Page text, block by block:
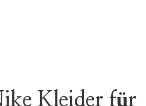
Kleider für